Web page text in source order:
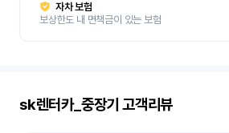
자차 보험
보상한도 내 면책금이 있는 보험
sk렌터카_중장기 고객리뷰